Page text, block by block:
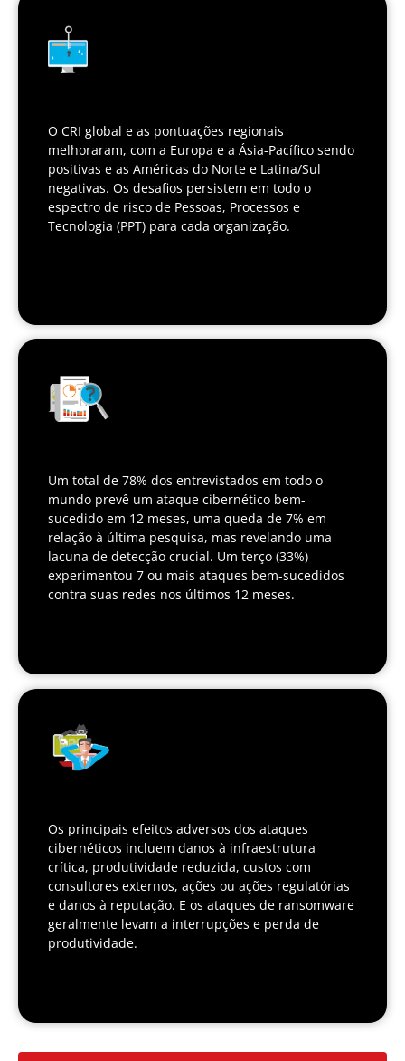
O CRI global e as pontuações regionais
melhoraram, com a Europa e a Ásia-Pacífico sendo
positivas e as Américas do Norte e Latina/Sul
negativas. Os desafios persistem em todo o
espectro de risco de Pessoas, Processos e
Tecnologia (PPT) para cada organização.
Um total de 78% dos entrevistados em todo o
mundo prevê um ataque cibernético bem-
sucedido em 12 meses, uma queda de 7% em
relação à última pesquisa, mas revelando uma
lacuna de detecção crucial. Um terço (33%)
experimentou 7 ou mais ataques bem-sucedidos
contra suas redes nos últimos 12 meses.
Os principais efeitos adversos dos ataques
cibernéticos incluem danos à infraestrutura
crítica, produtividade reduzida, custos com
consultores externos, ações ou ações regulatórias
e danos à reputação. E os ataques de ransomware
geralmente levam a interrupções e perda de
produtividade.